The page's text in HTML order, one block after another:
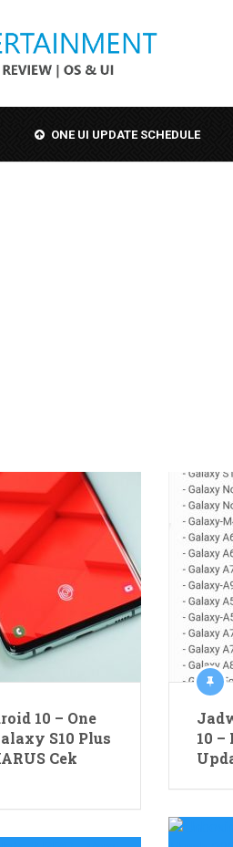
ONE UI UPDATE SCHEDULE
10 – One
S10 Plus
Cek
10